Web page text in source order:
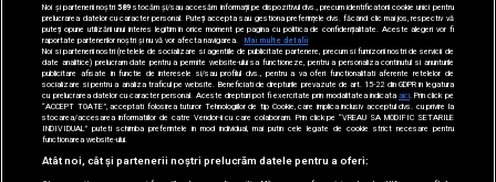
Noi și partenerii noștri589stocăm și/sau accesăm informații pe dispozitivul dvs., precum identificatorii cookie unici pentru
prelucrarea datelor cu caracter personal. Puteți accepta sau gestiona preferințele dvs. făcând clic mai jos, respectiv vă
puteți opune utilizării unui interes legitim în orice moment pe pagina cu politica de confidențialitate. Aceste alegeri vor fi
raportate partenerilor noștri și nu vă vor afecta navigarea.
Mai multe detalii
Noi si partenerii nostri (retelele de socializare si agentiile de publicitate partenere, precum si furnizorii nostri de servicii de
date analitice) prelucram date pentru a permite website-ului sa functioneze, pentru a personaliza continutul si anunturile
publicitare afisate in functie de interesele si/sau profilul dvs., pentru a va oferi functionalitati aferente retelelor de
socializare si pentru a analiza traficul pe website. Beneficiati de drepturile prevazute de art. 15-22 din GDPR in legatura
cu prelucrarea datelor cu caracter personal. Aceste drepturi pot fi exercitate prin modalitatea indicataaici . Prin click pe
“ACCEPT TOATE”, acceptati folosirea tuturor Tehnologiilor de tip Cookie, care implica inclusiv acceptul dvs. cu privire la
stocarea/accesarea informatiilor de catre Vendor-ii cu care colaboram. Prin click pe “VREAU SA MODIFIC SETARILE
INDIVIDUAL” puteti schimba preferintele in mod individual, mai putin cele legate de cookie strict necesare pentru
functionarea website-ului.
Atât noi, cât și partenerii noștri prelucrăm datele pentru a oferi: